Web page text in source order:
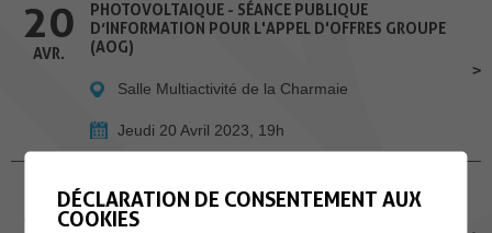
20
AVR.
PHOTOVOLTAIQUE - SÉANCE PUBLIQUE
D’INFORMATION POUR L'APPEL D'OFFRES GROUPE
(AOG)
Salle Multiactivité de la Charmaie
Jeudi 20 Avril 2023, 19h
26 CLUB DE LECTURE
DÉCLARATION DE CONSENTEMENT AUX
COOKIES